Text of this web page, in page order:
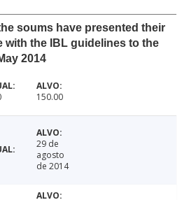
soums have presented their
with the IBL guidelines to the
2014
150.00
29 de
agosto
de 2014